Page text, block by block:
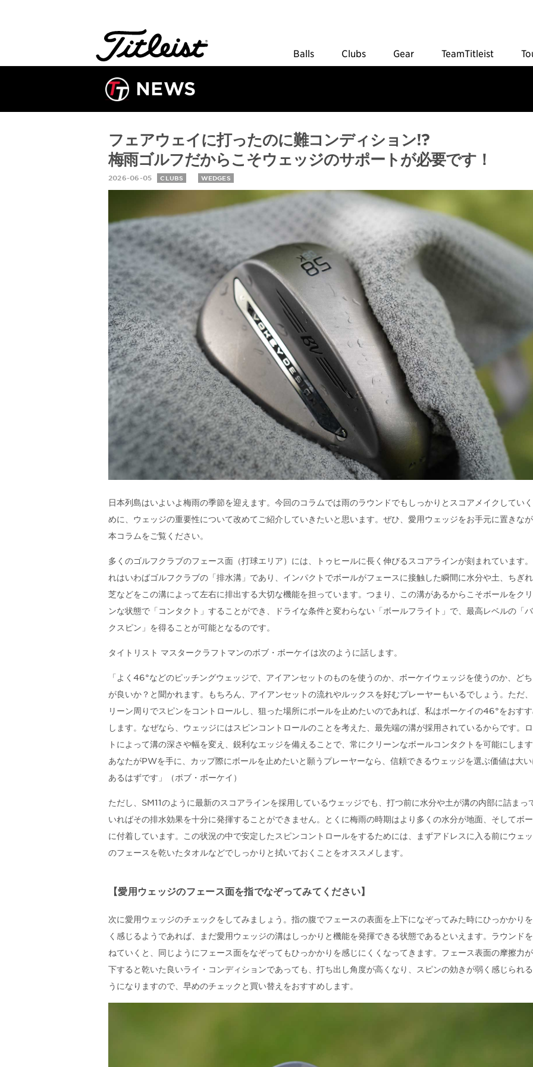
Balls Clubs Gear TeamTitleist
NEWS
フェアウェイに打ったのに難コンディション!?
梅雨ゴルフだからこそウェッジのサポートが必要です！
2026-06-05 CLUBS WEDGES
日本列島はいよいよ梅雨の季節を迎えます。今回のコラムでは雨のラウンドでもしっかりとスコアメイクしてい
めに、ウェッジの重要性について改めてご紹介していきたいと思います。ぜひ、愛用ウェッジをお手元に置きな
本コラムをご覧ください。
多くのゴルフクラブのフェース面（打球エリア）には、トゥヒールに長く伸びるスコアラインが刻まれています。
れはいわばゴルフクラブの「排水溝」であり、インパクトでボールがフェースに接触した瞬間に水分や土、ちぎ
芝などをこの溝によって左右に排出する大切な機能を担っています。つまり、この溝があるからこそボールをク
ンな状態で「コンタクト」することができ、ドライな条件と変わらない「ボールフライト」で、最高レベルの「
クスピン」を得ることが可能となるのです。
タイトリスト マスタークラフトマンのボブ・ボーケイは次のように話します。
「よく46°などのピッチングウェッジで、アイアンセットのものを使うのか、ボーケイウェッジを使うのか、どち
が良いか？と聞かれます。もちろん、アイアンセットの流れやルックスを好むプレーヤーもいるでしょう。ただ
リーン周りでスピンをコントロールし、狙った場所にボールを止めたいのであれば、私はボーケイの46°をおす
します。なぜなら、ウェッジにはスピンコントロールのことを考えた、最先端の溝が採用されているからです。
トによって溝の深さや幅を変え、鋭利なエッジを備えることで、常にクリーンなボールコンタクトを可能にします
あなたがPWを手に、カップ際にボールを止めたいと願うプレーヤーなら、信頼できるウェッジを選ぶ価値は大い
あるはずです」（ボブ・ボーケイ）
ただし、SM11のように最新のスコアラインを採用しているウェッジでも、打つ前に水分や土が溝の内部に詰まっ
いればその排水効果を十分に発揮することができません。とくに梅雨の時期はより多くの水分が地面、そしてボ
に付着しています。この状況の中で安定したスピンコントロールをするためには、まずアドレスに入る前にウェ
のフェースを乾いたタオルなどでしっかりと拭いておくことをオススメします。
【愛用ウェッジのフェース面を指でなぞってみてください】
次に愛用ウェッジのチェックをしてみましょう。指の腹でフェースの表面を上下になぞってみた時にひっかかり
く感じるようであれば、まだ愛用ウェッジの溝はしっかりと機能を発揮できる状態であるといえます。ラウンド
ねていくと、同じようにフェース面をなぞってもひっかかりを感じにくくなってきます。フェース表面の摩擦力
下すると乾いた良いライ・コンディションであっても、打ち出し角度が高くなり、スピンの効きが弱く感じられる
うになりますので、早めのチェックと買い替えをおすすめします。